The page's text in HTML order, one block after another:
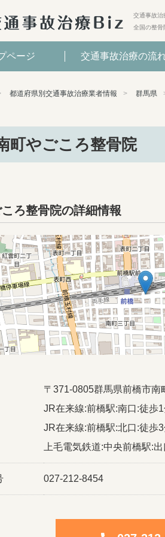
交通事故治
全国の整骨
ページ 交通事故治療の流
都道府県別交通事故治療業者情報 群馬県
町やごころ整骨院
ろ整骨院の詳細情報
〒371-0805群馬県前橋市南
JR在来線:前橋駅:南口:徒歩1
JR在来線:前橋駅:北口:徒歩3
上毛電気鉄道:中央前橋駅:
027-212-8454